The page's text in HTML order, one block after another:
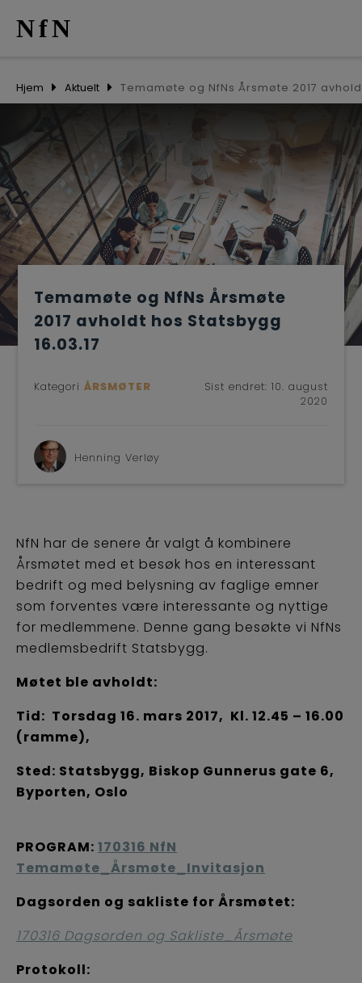
AKTUELT
NETTVERK
OM OSS
NfN
Hjem Aktuelt
Temamøte og NfNs Årsmøte
2017 avholdt hos Statsbygg
16.03.17
Kategori ÅRSMØTER Sist endret: 10. august
2020
Henning Verløy
NfN har de senere år valgt å kombinere
Årsmøtet med et besøk hos en interessant
bedrift og med belysning av faglige emner
som forventes være interessante og nyttige
for medlemmene. Denne gang besøkte vi NfNs
medlemsbedrift Statsbygg.
Møtet ble avholdt:
Tid: Torsdag 16. mars 2017, Kl. 12.45 – 16.00
(ramme),
Sted: Statsbygg, Biskop Gunnerus gate 6,
Byporten, Oslo
PROGRAM: 170316 NfN
Temamøte_Årsmøte_Invitasjon
Dagsorden og sakliste for Årsmøtet:
170316 Dagsorden og Sakliste_Årsmøte
Protokoll: